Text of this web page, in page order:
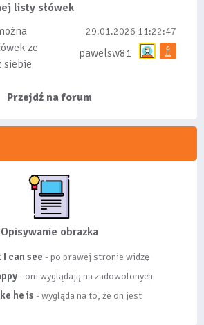
listy słówek
ze
siebie
29.01.2026 11:22:47
pawelsw81
Przejdź na forum
Opisywanie obrazka
can see - po prawej stronie widzę
- oni wyglądają na zadowolonych
he is - wygląda na to, że on jest